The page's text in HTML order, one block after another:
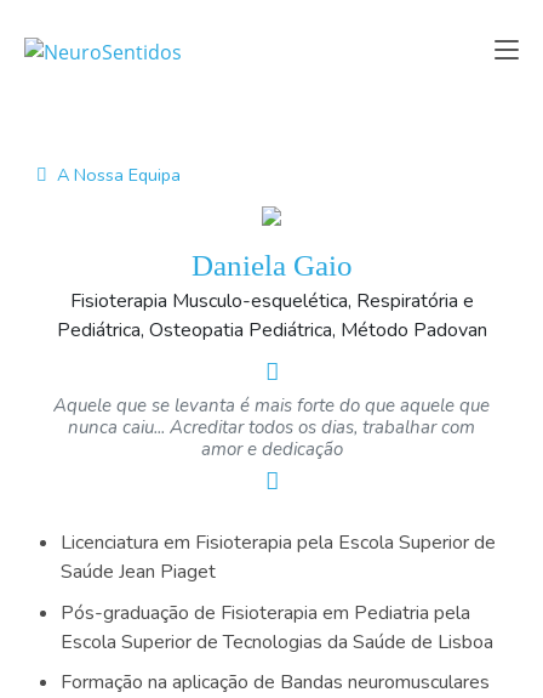
A Nossa Equipa
Daniela Gaio
Fisioterapia Musculo-esquelética, Respiratória e
Pediátrica, Osteopatia Pediátrica, Método Padovan
Aquele que se levanta é mais forte do que aquele que
nunca caiu... Acreditar todos os dias, trabalhar com
amor e dedicação
Licenciatura em Fisioterapia pela Escola Superior de
Saúde Jean Piaget
Pós-graduação de Fisioterapia em Pediatria pela
Escola Superior de Tecnologias da Saúde de Lisboa
Formação na aplicação de Bandas neuromusculares